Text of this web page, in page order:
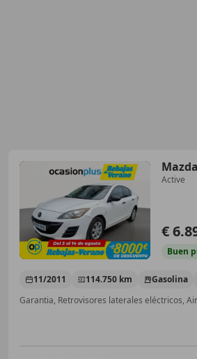
Active
€
Buen
11/2011 114.750 km Gasolina
Garantia, Retrovisores laterales eléctricos,